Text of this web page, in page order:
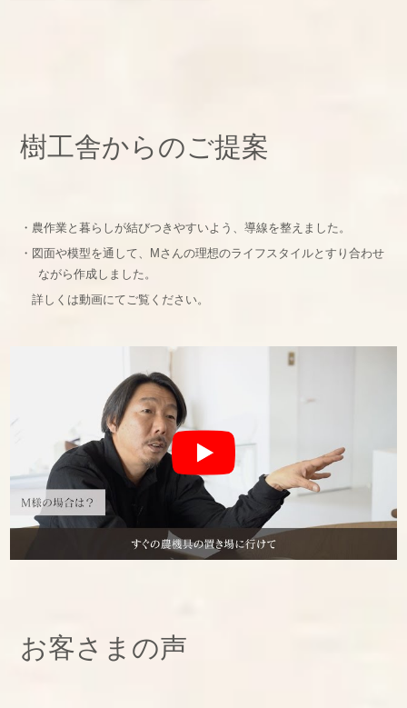
樹工舎からのご提案
・農作業と暮らしが結びつきやすいよう、導線を整えました。
・図面や模型を通して、Mさんの理想のライフスタイルとすり合わせ
ながら作成しました。
詳しくは動画にてご覧ください。
お客さまの声